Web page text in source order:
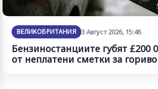
ВЕЛИКОБРИТАНИЯ 3 Август 2026, 15:46
Бензиностанциите губят £200
от неплатени сметки за гориво